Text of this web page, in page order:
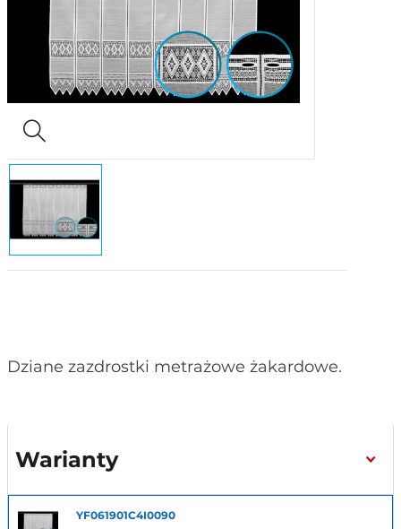
Dziane zazdrostki metrażowe żakardowe.
Warianty
YF061901C4I0090